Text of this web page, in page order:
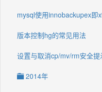
mysql使用innobackupex即
版本控制hg的常见用法
设置与取消cp/mv/rm安全提
2014年